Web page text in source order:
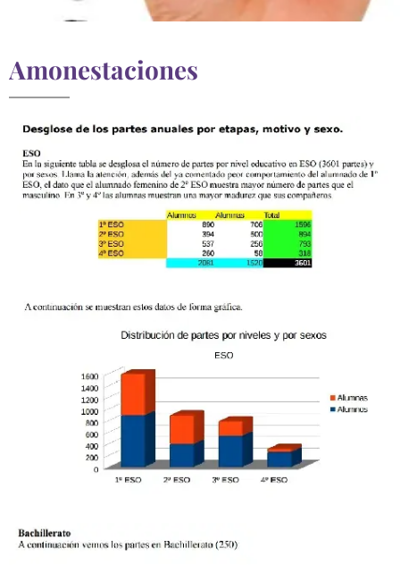
Amonestaciones